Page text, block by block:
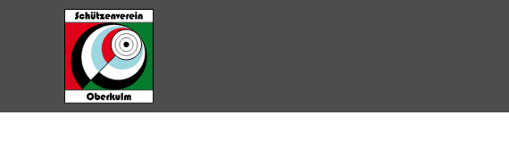
Zum Hauptinhalt springen